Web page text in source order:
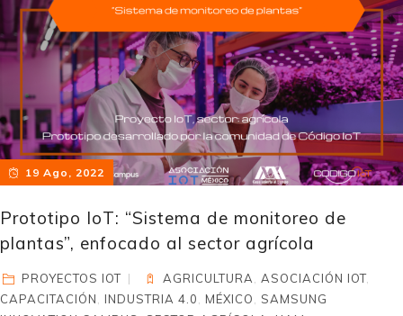
19 Ago, 2022
Prototipo IoT: “Sistema de monitoreo de
plantas”, enfocado al sector agrícola
PROYECTOS IOT AGRICULTURA ,ASOCIACIÓN IOT,
CAPACITACIÓN
INDUSTRIA 4.0 MÉXICO
SAMSUNG